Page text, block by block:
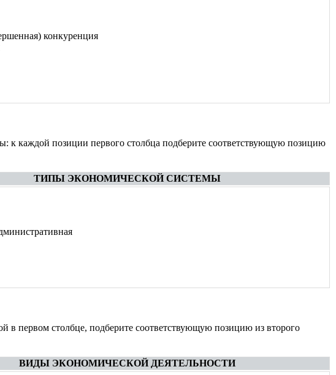
конкуренция
к каждой позиции первого столбца подберите соответствующую позицию
ТИПЫ ЭКОНОМИЧЕСКОЙ СИСТЕМЫ
в первом столбце, подберите соответствующую позицию из второго
ВИДЫ ЭКОНОМИЧЕСКОЙ ДЕЯТЕЛЬНОСТИ